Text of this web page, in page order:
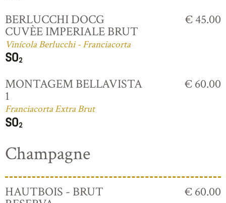
BERLUCCHI DOCG
CUVÈE IMPERIALE BRUT
Vinícola Berlucchi - Franciacorta
€ 45.00
MONTAGEM BELLAVISTA
1
Franciacorta Extra Brut
€ 60.00
Champagne
HAUTBOIS - BRUT € 60.00